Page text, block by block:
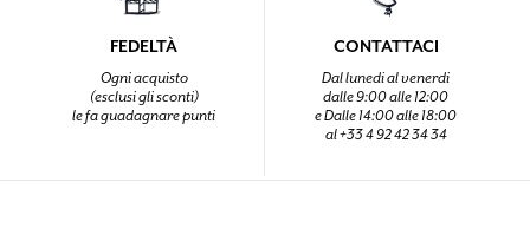
FEDELTÀ
Ogni acquisto
(esclusi gli sconti)
le fa guadagnare punti
CONTATTACI
Dal lunedi al venerdi
dalle 9:00 alle 12:00
e Dalle 14:00 alle 18:00
al +33 4 92 42 34 34